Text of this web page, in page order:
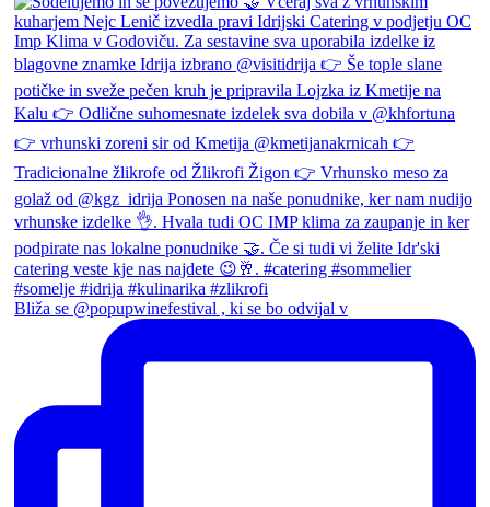
Bliža se @popupwinefestival , ki se bo odvijal v